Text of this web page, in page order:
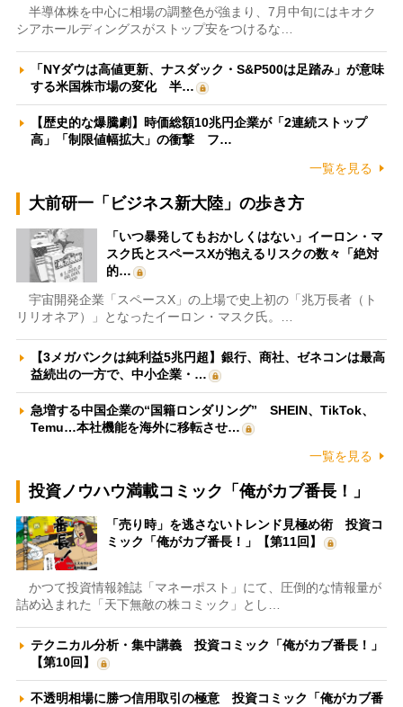
半導体株を中心に相場の調整色が強まり、7月中旬にはキオク
シアホールディングスがストップ安をつけるな…
「NYダウは高値更新、ナスダック・S&P500は足踏み」が意味
する米国株市場の変化 半…
【歴史的な爆騰劇】時価総額10兆円企業が「2連続ストップ
高」「制限値幅拡大」の衝撃 フ…
一覧を見る
大前研一「ビジネス新大陸」の歩き方
「いつ暴発してもおかしくはない」イーロン・マ
スク氏とスペースXが抱えるリスクの数々「絶対
的…
宇宙開発企業「スペースX」の上場で史上初の「兆万長者（ト
リリオネア）」となったイーロン・マスク氏。…
【3メガバンクは純利益5兆円超】銀行、商社、ゼネコンは最高
益続出の一方で、中小企業・…
急増する中国企業の“国籍ロンダリング” SHEIN、TikTok、
Temu…本社機能を海外に移転させ…
一覧を見る
投資ノウハウ満載コミック「俺がカブ番長！」
「売り時」を逃さないトレンド見極め術 投資コ
ミック「俺がカブ番長！」【第11回】
かつて投資情報雑誌「マネーポスト」にて、圧倒的な情報量が
詰め込まれた「天下無敵の株コミック」とし…
テクニカル分析・集中講義 投資コミック「俺がカブ番長！」
【第10回】
不透明相場に勝つ信用取引の極意 投資コミック「俺がカブ番